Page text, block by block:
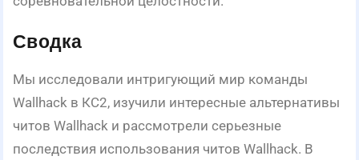
Сводка
Мы исследовали интригующий мир команды
Wallhack в КС2, изучили интересные альтернативы
читов Wallhack и рассмотрели серьезные
последствия использования читов Wallhack. В